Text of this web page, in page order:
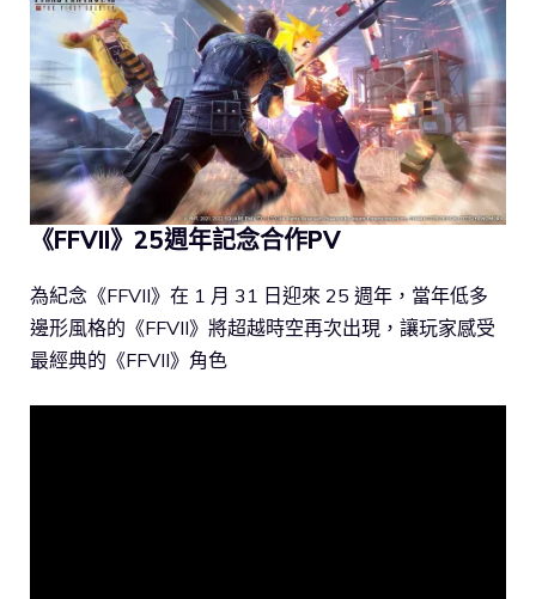
《FFVII》25週年記念合作PV
為紀念《FFVII》在 1 月 31 日迎來 25 週年，當年低多
邊形風格的《FFVII》將超越時空再次出現，讓玩家感受
最經典的《FFVII》角色